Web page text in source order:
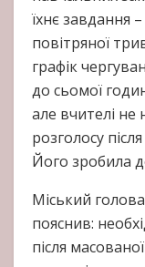
їхнє завдання
повітряної
графік
до сьомої
але вчителі не
розголосу
Його зробила
Міський
пояснив:
після